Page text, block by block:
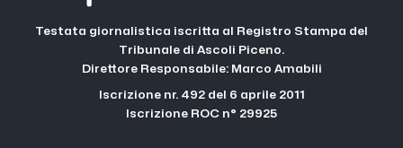
Testata giornalistica iscritta al Registro Stampa del
Tribunale di Ascoli Piceno.
Direttore Responsabile: Marco Amabili
Iscrizione nr. 492 del 6 aprile 2011
Iscrizione ROC n° 29925